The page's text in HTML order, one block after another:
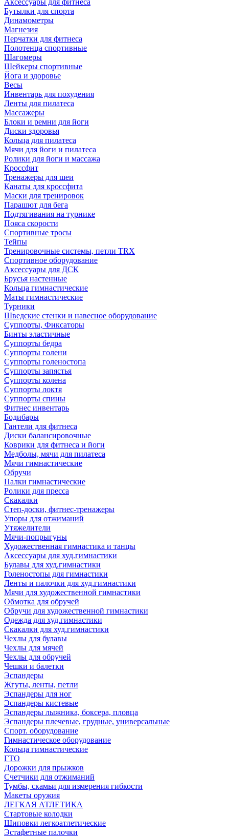
Аксессуары для фитнеса
Бутылки для спорта
Динамометры
Магнезия
Перчатки для фитнеса
Полотенца спортивные
Шагомеры
Шейкеры спортивные
Йога и здоровье
Весы
Инвентарь для похудения
Ленты для пилатеса
Массажеры
Блоки и ремни для йоги
Диски здоровья
Кольца для пилатеса
Мячи для йоги и пилатеса
Ролики для йоги и массажа
Кроссфит
Тренажеры для шеи
Канаты для кроссфита
Маски для тренировок
Парашют для бега
Подтягивания на турнике
Пояса скорости
Спортивные тросы
Тейпы
Тренировочные системы, петли TRX
Спортивное оборудование
Аксессуары для ДСК
Брусья настенные
Кольца гимнастические
Маты гимнастические
Турники
Шведские стенки и навесное оборудование
Суппорты, Фиксаторы
Бинты эластичные
Суппорты бедра
Суппорты голени
Суппорты голеностопа
Суппорты запястья
Суппорты колена
Суппорты локтя
Суппорты спины
Фитнес инвентарь
Бодибары
Гантели для фитнеса
Диски балансировочные
Коврики для фитнеса и йоги
Медболы, мячи для пилатеса
Мячи гимнастические
Обручи
Палки гимнастические
Ролики для пресса
Скакалки
Степ-доски, фитнес-тренажеры
Упоры для отжиманий
Утяжелители
Мячи-попрыгуны
Художественная гимнастика и танцы
Аксессуары для худ.гимнастики
Булавы для худ.гимнастики
Голеностопы для гимнастики
Ленты и палочки для худ.гимнастики
Мячи для художественной гимнастики
Обмотка для обручей
Обручи для художественной гимнастики
Одежда для худ.гимнастики
Скакалки для худ.гимнастики
Чехлы для булавы
Чехлы для мячей
Чехлы для обручей
Чешки и балетки
Эспандеры
Жгуты, ленты, петли
Эспандеры для ног
Эспандеры кистевые
Эспандеры лыжника, боксера, пловца
Эспандеры плечевые, грудные, универсальные
Спорт. оборудование
Гимнастическое оборудование
Кольца гимнастические
ГТО
Дорожки для прыжков
Счетчики для отжиманий
Тумбы, скамьи для измерения гибкости
Макеты оружия
ЛЕГКАЯ АТЛЕТИКА
Стартовые колодки
Шиповки легкоатлетические
Эстафетные палочки